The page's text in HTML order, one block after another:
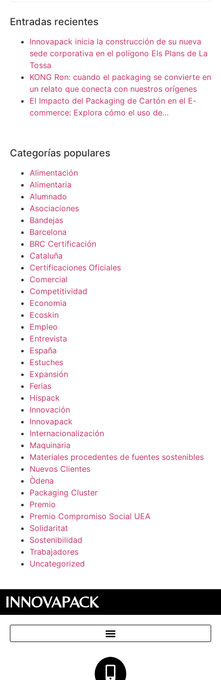
Entradas recientes
Innovapack inicia la construcción de su nueva
sede corporativa en el polígono Els Plans de La
Tossa
KONG Ron: cuando el packaging se convierte en
un relato que conecta con nuestros orígenes
El Impacto del Packaging de Cartón en el E-
commerce: Explora cómo el uso de…
Categorías populares
Alimentación
Alimentaria
Alumnado
Asociaciones
Bandejas
Barcelona
BRC Certificación
Cataluña
Certificaciones Oficiales
Comercial
Competitividad
Economia
Ecoskin
Empleo
Entrevista
España
Estuches
Expansión
Ferias
Hispack
Innovación
Innovapack
Internacionalización
Maquinaria
Materiales procedentes de fuentes sostenibles
Nuevos Clientes
Òdena
Packaging Cluster
Premio
Premio Compromiso Social UEA
Solidaritat
Sostenibilidad
Trabajadores
Uncategorized
INNOVAPACK